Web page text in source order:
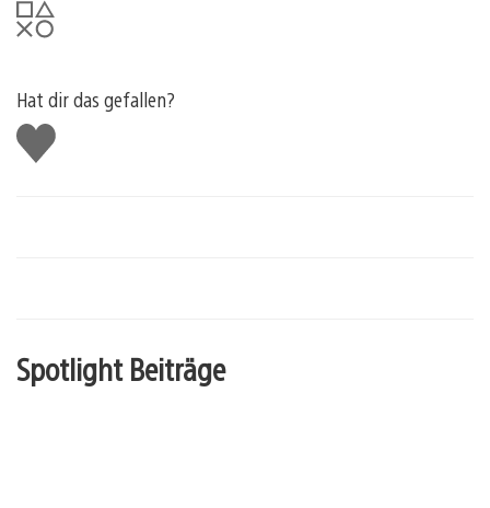
Hat dir das gefallen?
Gefällt
mir
Spotlight Beiträge